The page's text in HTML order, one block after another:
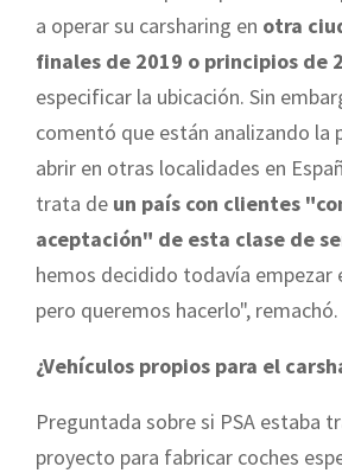
a operar su carsharing en otra
finales de 2019 o principios de
especificar la ubicación. Sin
comentó que están analizando la
abrir en otras localidades en
trata de un país con clientes
aceptación" de esta clase de
hemos decidido todavía empezar
pero queremos hacerlo", remachó.
¿Vehículos propios para el
Preguntada sobre si PSA estaba
proyecto para fabricar coches